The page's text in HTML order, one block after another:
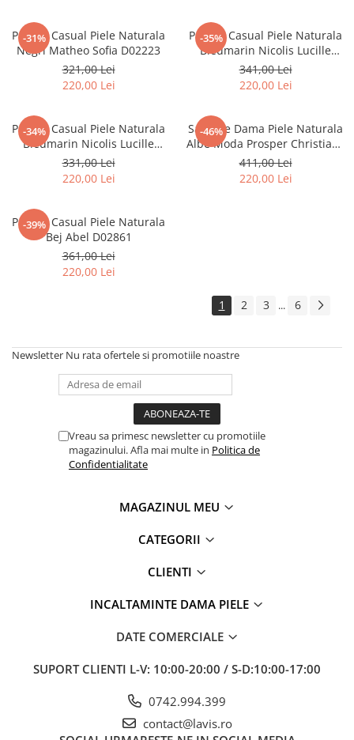
-31%
Pantofi Casual Piele Naturala
Negri Matheo Sofia D02223
321,00 Lei
220,00 Lei
-35%
Pantofi Casual Piele Naturala
Bleumarin Nicolis Lucille
D02467
341,00 Lei
220,00 Lei
-34%
Pantofi Casual Piele Naturala
Bleumarin Nicolis Lucille
D02522
331,00 Lei
220,00 Lei
-46%
Sandale Dama Piele Naturala
Albe Moda Prosper Christiane
D02768
411,00 Lei
220,00 Lei
-39%
Pantofi Casual Piele Naturala
Bej Abel D02861
361,00 Lei
220,00 Lei
1 2 3 ... 6
Newsletter Nu rata ofertele si promotiile noastre
Vreau sa primesc newsletter cu promotiile
magazinului. Afla mai multe in Politica de
Confidentialitate
MAGAZINUL MEU
CATEGORII
CLIENTI
INCALTAMINTE DAMA PIELE
DATE COMERCIALE
SUPORT CLIENTI L-V: 10:00-20:00 / S-D:10:00-17:00
0742.994.399
contact@lavis.ro